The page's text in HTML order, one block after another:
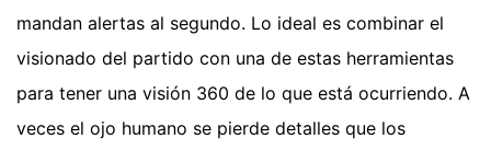
mandan alertas al segundo. Lo ideal es combinar el
visionado del partido con una de estas herramientas
para tener una visión 360 de lo que está ocurriendo. A
veces el ojo humano se pierde detalles que los